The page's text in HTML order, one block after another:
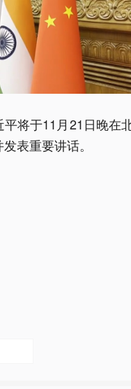
将于11月21日晚在
表重要讲话。